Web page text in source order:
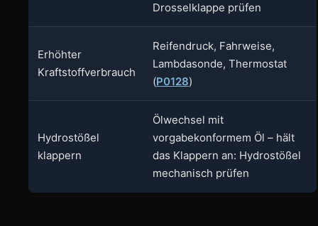
Drosselklappe prüfen
Erhöhter
Kraftstoffverbrauch
Reifendruck, Fahrweise,
Lambdasonde, Thermostat
(P0128)
Hydrostößel
klappern
Ölwechsel mit
vorgabekonformem Öl – hält
das Klappern an: Hydrostößel
mechanisch prüfen